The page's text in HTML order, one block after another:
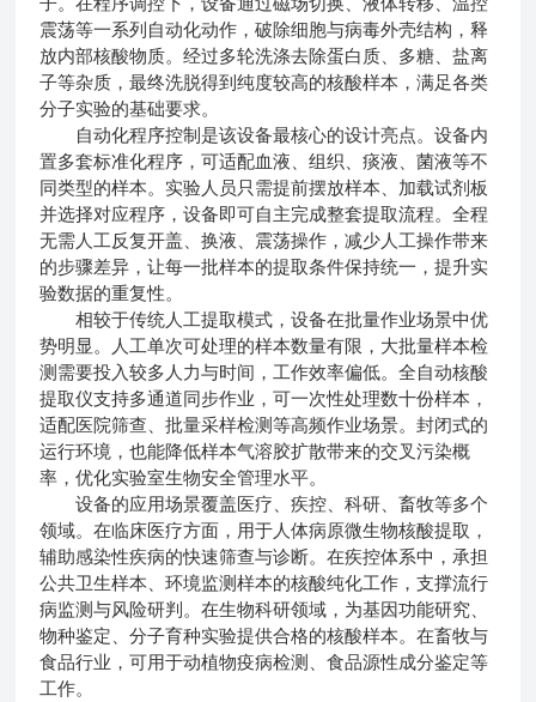
震荡等一系列自动化动作，破除细胞与病毒外壳结构，释
放内部核酸物质。经过多轮洗涤去除蛋白质、多糖、盐离
子等杂质，最终洗脱得到纯度较高的核酸样本，满足各类
分子实验的基础要求。
自动化程序控制是该设备最核心的设计亮点。设备内
置多套标准化程序，可适配血液、组织、痰液、菌液等不
同类型的样本。实验人员只需提前摆放样本、加载试剂板
并选择对应程序，设备即可自主完成整套提取流程。全程
无需人工反复开盖、换液、震荡操作，减少人工操作带来
的步骤差异，让每一批样本的提取条件保持统一，提升实
验数据的重复性。
相较于传统人工提取模式，设备在批量作业场景中优
势明显。人工单次可处理的样本数量有限，大批量样本检
测需要投入较多人力与时间，工作效率偏低。全自动核酸
提取仪支持多通道同步作业，可一次性处理数十份样本，
适配医院筛查、批量采样检测等高频作业场景。封闭式的
运行环境，也能降低样本气溶胶扩散带来的交叉污染概
率，优化实验室生物安全管理水平。
设备的应用场景覆盖医疗、疾控、科研、畜牧等多个
领域。在临床医疗方面，用于人体病原微生物核酸提取，
辅助感染性疾病的快速筛查与诊断。在疾控体系中，承担
公共卫生样本、环境监测样本的核酸纯化工作，支撑流行
病监测与风险研判。在生物科研领域，为基因功能研究、
物种鉴定、分子育种实验提供合格的核酸样本。在畜牧与
食品行业，可用于动植物疫病检测、食品源性成分鉴定等
工作。